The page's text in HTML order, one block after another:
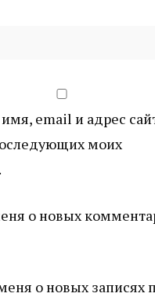
email и адрес
моих
о новых
о новых записях